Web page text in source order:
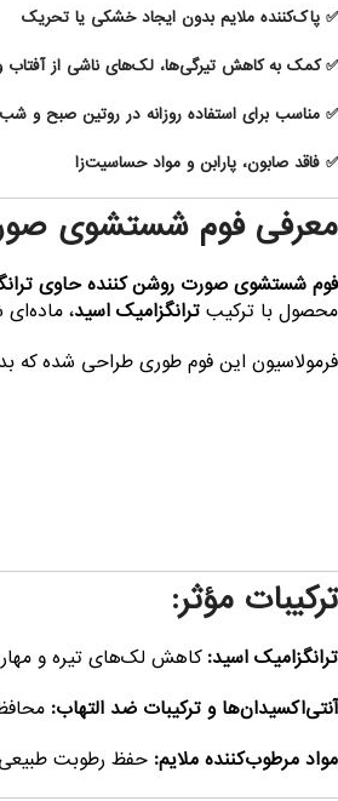
✅ پاک‌کننده ملایم بدون ایجاد خشکی یا تحریک
✅ کمک بهکاهش تیرگی‌ها، لک‌های ناشی از
✅ مناسب برای استفاده روزانه در روتین صبح و شب
✅ فاقد صابون، پارابن و مواد حساسیت‌زا
معرفی فوم شستشوی
فوم شستشوی صورت روشن کننده حاوی
محصول با ترکیب ترانگزامیک اسید،
فرمولاسیون این فوم طوری طراحی شده که
ترکیبات مؤثر:
ترانگزامیک اسید: کاهش لک‌های تیره و مهار
آنتی‌اکسیدان‌ها و ترکیبات ضد التهاب:
مواد مرطوب‌کننده ملایم: حفظ رطوبت